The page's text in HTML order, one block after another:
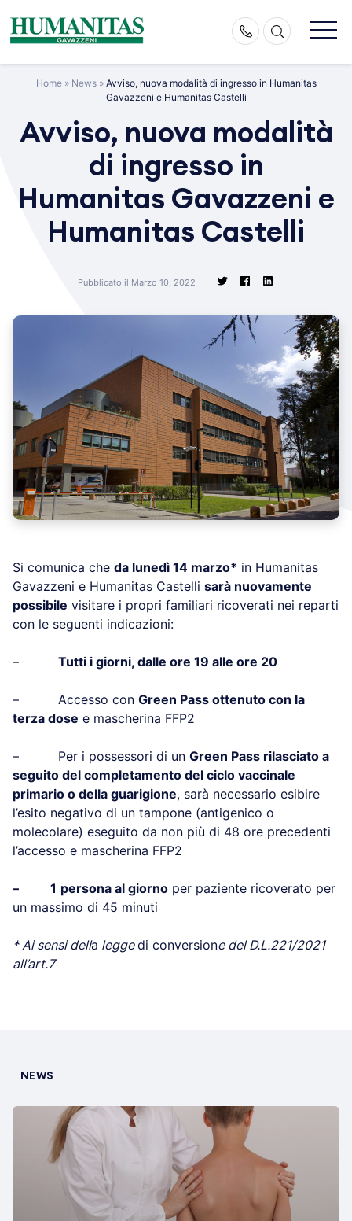
content
Home» News» Avviso, nuova modalità di ingresso in Humanitas
Gavazzeni e Humanitas Castelli
Avviso, nuova modalità
di ingresso in
Humanitas Gavazzeni e
Humanitas Castelli
Pubblicato il Marzo 10, 2022
Si comunica che da lunedì 14 marzo* in Humanitas
Gavazzeni e Humanitas Castelli sarà nuovamente
possibile visitare i propri familiari ricoverati nei reparti
con le seguenti indicazioni:
– Tutti i giorni, dalle ore 19 alle ore 20
– Accesso con Green Pass ottenuto con la
terza dose e mascherina FFP2
– Per i possessori di un Green Pass rilasciato a
seguito del completamento del ciclo vaccinale
primario o della guarigione, sarà necessario esibire
l’esito negativo di un tampone (antigenico o
molecolare) eseguito da non più di 48 ore precedenti
l’accesso e mascherina FFP2
– 1 persona al giorno per paziente ricoverato per
un massimo di 45 minuti
* Ai sensi della leggedi conversione del D.L.221/2021
all’art.7
NEWS